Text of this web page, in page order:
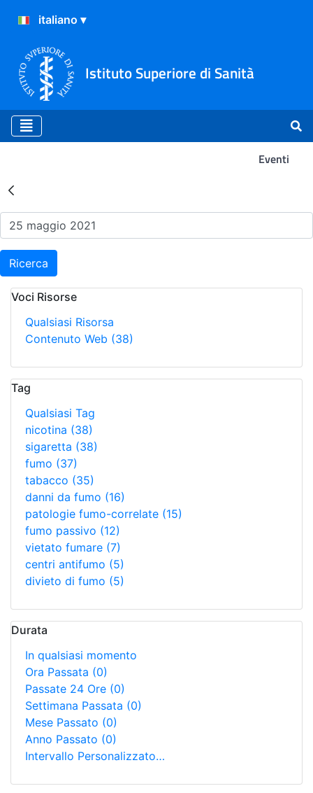
Istituto Superiore di Sanità
Eventi
Risultati della Ricerca -
Ricerca
Voci Risorse
Qualsiasi Risorsa
Contenuto Web (38)
Tag
Qualsiasi Tag
nicotina (38)
sigaretta (38)
fumo (37)
tabacco (35)
danni da fumo (16)
patologie fumo-correlate (15)
fumo passivo (12)
vietato fumare (7)
centri antifumo (5)
divieto di fumo (5)
Durata
In qualsiasi momento
Ora Passata (0)
Passate 24 Ore (0)
Settimana Passata (0)
Mese Passato (0)
Anno Passato (0)
Intervallo Personalizzato…